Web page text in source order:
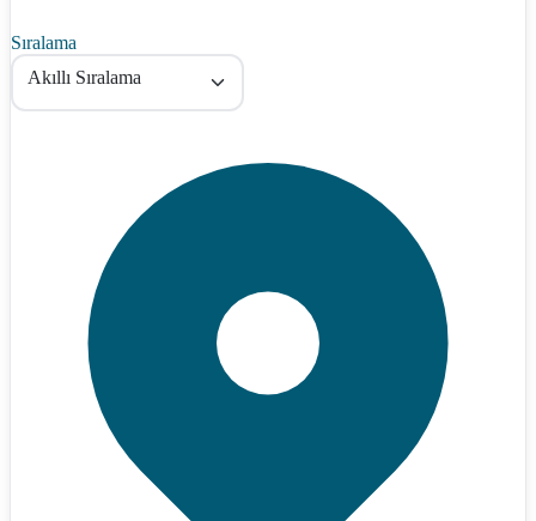
Sıralama
Akıllı Sıralama